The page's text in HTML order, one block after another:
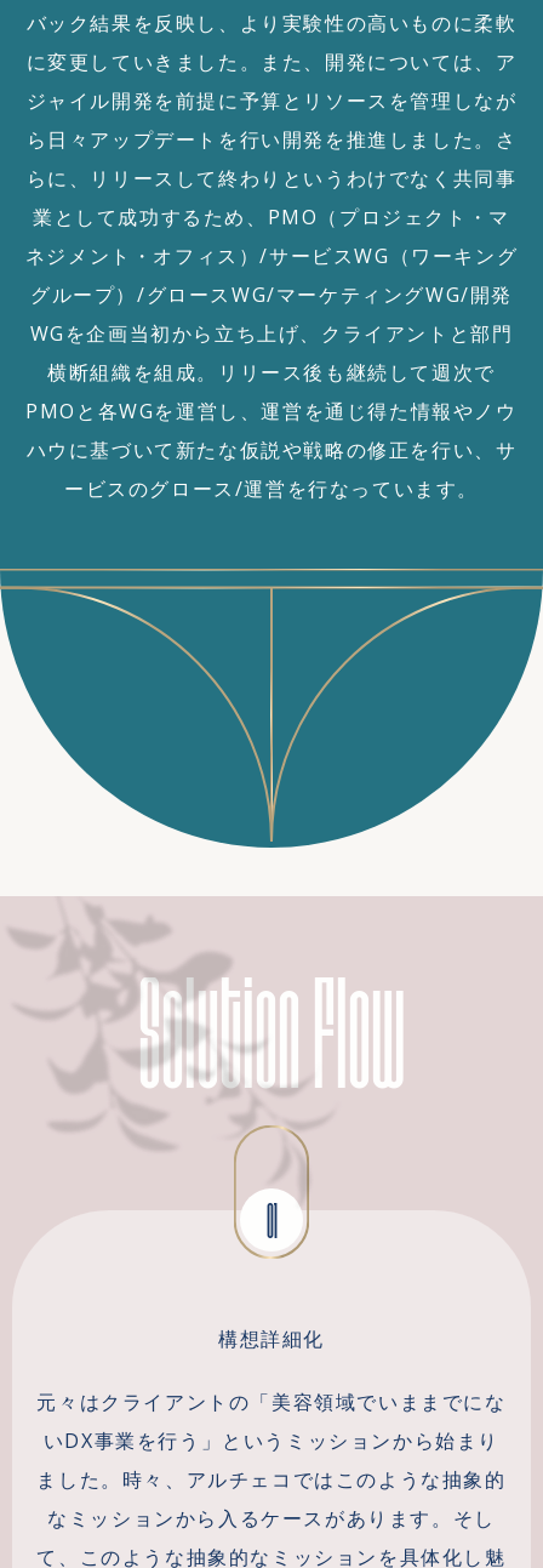
バック結果を反映し、より実験性の高いものに柔軟
に変更していきました。また、開発については、ア
ジャイル開発を前提に予算とリソースを管理しなが
ら日々アップデートを行い開発を推進しました。さ
らに、リリースして終わりというわけでなく共同事
業として成功するため、PMO（プロジェクト・マ
ネジメント・オフィス）/サービスWG（ワーキング
グループ）/グロースWG/マーケティングWG/開発
WGを企画当初から立ち上げ、クライアントと部門
横断組織を組成。リリース後も継続して週次で
PMOと各WGを運営し、運営を通じ得た情報やノウ
ハウに基づいて新たな仮説や戦略の修正を行い、サ
ービスのグロース/運営を行なっています。
Solution Flow
01
構想詳細化
元々はクライアントの「美容領域でいままでにな
いDX事業を行う」というミッションから始まり
ました。時々、アルチェコではこのような抽象的
なミッションから入るケースがあります。そし
て、このような抽象的なミッションを具体化し魅